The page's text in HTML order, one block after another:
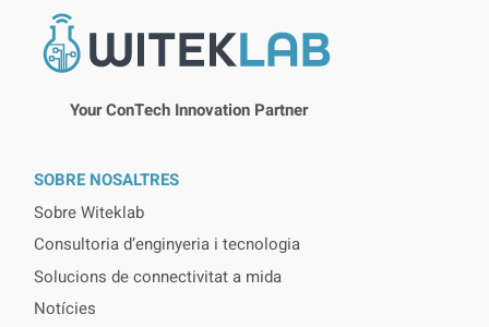
Your ConTech Innovation Partner
SOBRE NOSALTRES
Sobre Witeklab
Consultoria d’enginyeria i tecnologia
Solucions de connectivitat a mida
Notícies